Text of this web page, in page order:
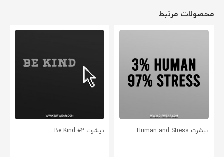
محصولات مرتبط
تیشرت Human and Stress تیشرت Be Kind #2